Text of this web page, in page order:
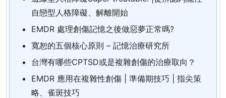
自戀型人格障礙、解離開始
EMDR 處理創傷記憶之後做惡夢正常嗎?
寬恕的五個核心原則 – 記憶治療研究所
台灣有哪些CPTSD或是複雜創傷的治療取向？
EMDR 應用在複雜性創傷 | 準備期技巧 | 指尖策
略、雀斑技巧